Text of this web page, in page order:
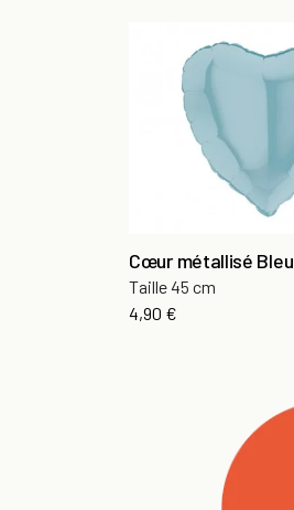
Cœur métallisé Bleu
Taille 45 cm
Prix
4,90 €